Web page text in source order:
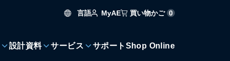
言語 MyAE 買い物かご 0
設計資料 サービス サポート Shop Online